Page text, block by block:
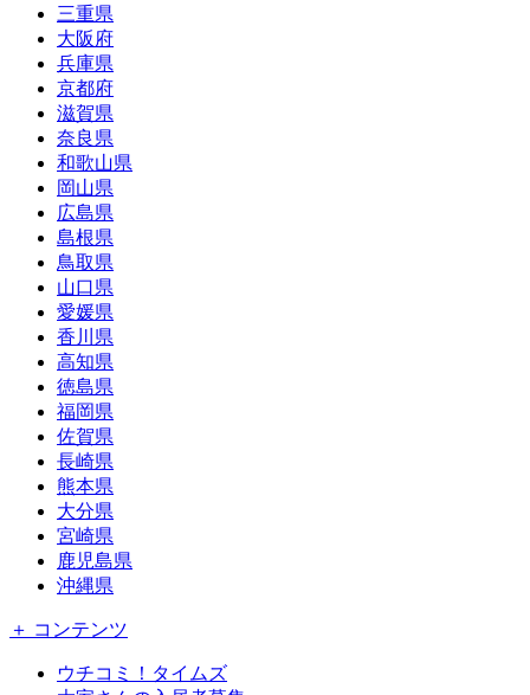
三重県
大阪府
兵庫県
京都府
滋賀県
奈良県
和歌山県
岡山県
広島県
島根県
鳥取県
山口県
愛媛県
香川県
高知県
徳島県
福岡県
佐賀県
長崎県
熊本県
大分県
宮崎県
鹿児島県
沖縄県
＋ コンテンツ
ウチコミ！タイムズ